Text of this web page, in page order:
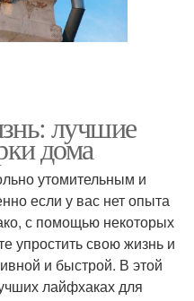
лучшие
дома
утомительным и
если у вас нет опыта
с помощью некоторых
упростить свою жизнь и
и быстрой. В этой
лайфхаках для